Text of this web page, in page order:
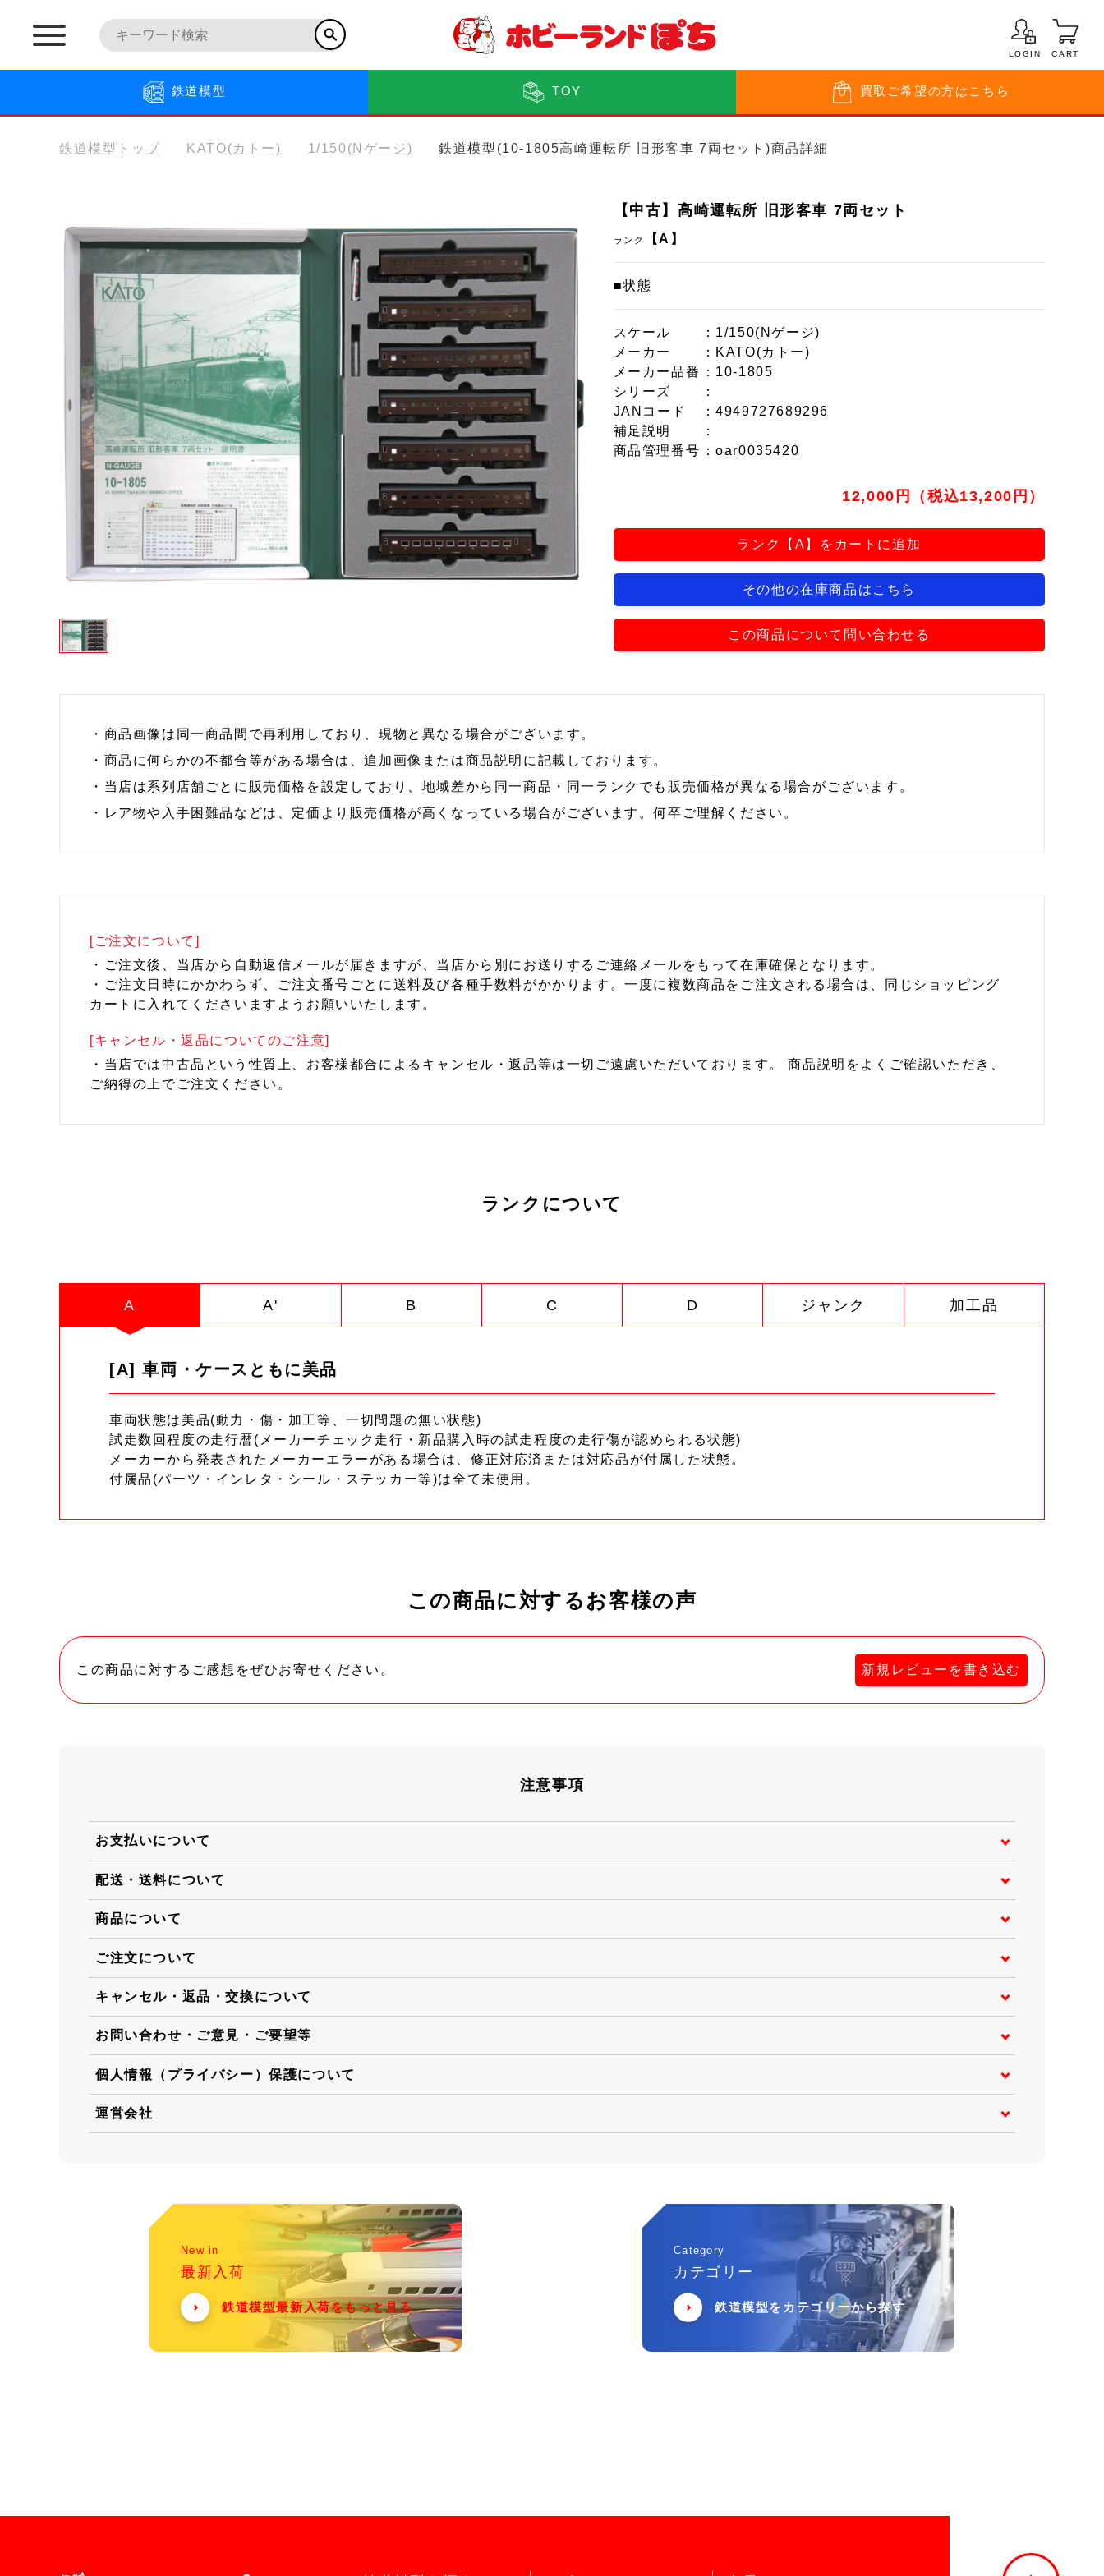
LOGIN CART
鉄道模型 TOY 買取 ご希望の方はこちら
鉄道模型トップ KATO(カトー) 1/150(Nゲージ) 鉄道模型(10-1805高崎運転所 旧形客車 7両セット)商品詳細
【中古】高崎運転所 旧形客車 7両セット
ランク 【A】
■状態
スケール
：1/150(Nゲージ)
メーカー
：KATO(カトー)
メーカー品番
：10-1805
シリーズ
：
JANコード
：4949727689296
補足説明
：
商品管理番号 ：oar0035420
12,000円（税込13,200円）
ランク【A】をカートに追加
その他の在庫商品はこちら
この商品について問い合わせる
・商品画像は同一商品間で再利用しており、現物と異なる場合がございます。
・商品に何らかの不都合等がある場合は、追加画像または商品説明に記載しております。
・当店は系列店舗ごとに販売価格を設定しており、地域差から同一商品・同一ランクでも販売価格が異なる場合がございます。
・レア物や入手困難品などは、定価より販売価格が高くなっている場合がございます。何卒ご理解ください。
[ご注文について]
・ご注文後、当店から自動返信メールが届きますが、当店から別にお送りするご連絡メールをもって在庫確保となります。
・ご注文日時にかかわらず、ご注文番号ごとに送料及び各種手数料がかかります。一度に複数商品をご注文される場合は、同じショッピング
カートに入れてくださいますようお願いいたします。
[キャンセル・返品についてのご注意]
・当店では中古品という性質上、お客様都合によるキャンセル・返品等は一切ご遠慮いただいております。 商品説明をよくご確認いただき、
ご納得の上でご注文ください。
ランクについて
A A' B C D ジャンク 加工品
[A] 車両・ケースともに美品
車両状態は美品(動力・傷・加工等、一切問題の無い状態)
試走数回程度の走行暦(メーカーチェック走行・新品購入時の試走程度の走行傷が認められる状態)
メーカーから発表されたメーカーエラーがある場合は、修正対応済または対応品が付属した状態。
付属品(パーツ・インレタ・シール・ステッカー等)は全て未使用。
この商品に対するお客様の声
この商品に対するご感想をぜひお寄せください。 新規レビューを書き込む
注意事項
お支払いについて
配送・送料について
商品について
ご注文について
キャンセル・返品・交換について
お問い合わせ・ご意見・ご要望等
個人情報（プライバシー）保護について
運営会社
New in
最新入荷
鉄道模型最新入荷をもっと見る
Category
カテゴリー
鉄道模型をカテゴリーから探す